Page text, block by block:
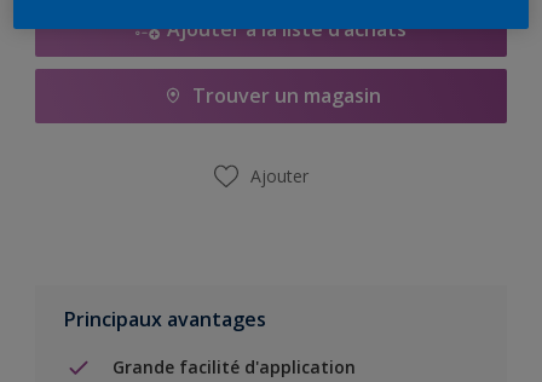
Ajouter à la liste d’achats
Trouver un magasin
Ajouter
Principaux avantages
Grande facilité d'application